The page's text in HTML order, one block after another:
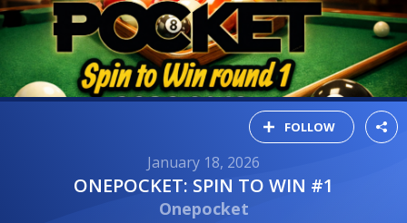
FOLLOW
January 18, 2026
ONEPOCKET: SPIN TO WIN #1
Onepocket